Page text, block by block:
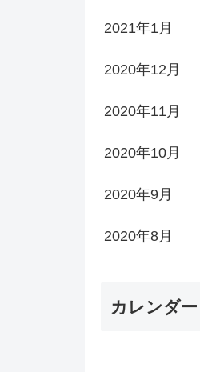
2021年1月
2020年12月
2020年11月
2020年10月
2020年9月
2020年8月
カレンダー